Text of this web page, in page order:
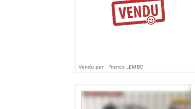
Vendu par : Franco LEMBO